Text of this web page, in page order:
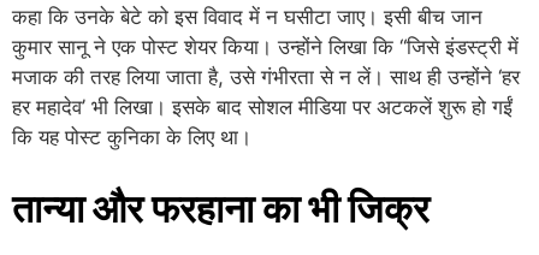
कहा कि उनके बेटे को इस विवाद में न घसीटा जाए। इसी बीच जान
कुमार सानू ने एक पोस्ट शेयर किया। उन्होंने लिखा कि “जिसे इंडस्ट्री में
मजाक की तरह लिया जाता है, उसे गंभीरता से न लें। साथ ही उन्होंने ‘हर
हर महादेव’ भी लिखा। इसके बाद सोशल मीडिया पर अटकलें शुरू हो गईं
कि यह पोस्ट कुनिका के लिए था।
तान्या और फरहाना का भी जिक्र